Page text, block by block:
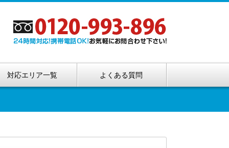
対応エリア一覧 よくある質問